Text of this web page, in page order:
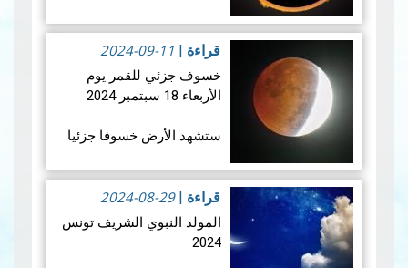
حلقي الشمس يوم 2 أكتوبر
2024 يكون الكسوف جزئي
من بولينيزيا الفرنسية،
وككسوف شبه حلقي من
سان بيير وميكلون. يُعد هذا
الكسوف ال…
قراءة المزيد
قراءة 2024-09-11
خسوف جزئي للقمر يوم
الأربعاء 18 سبتمبر 2024
ستشهد الأرض خسوفا جزئيا
سبتمبر 2024 ، و يعتبر هذا
الخسوف الجزئي للقمر ،
الخسوف الثاني للقمر في
عام 2024. حيث…
قراءة |
2024-08-29
المولد النبوي الشريف تونس
2024